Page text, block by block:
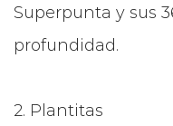
Superpunta y sus
profundidad.
2. Plantitas